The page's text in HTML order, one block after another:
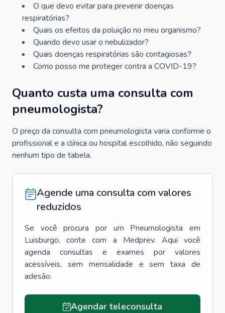
O que devo evitar para prevenir doenças
respiratórias?
Quais os efeitos da poluição no meu organismo?
Quando devo usar o nebulizador?
Quais doenças respiratórias são contagiosas?
Como posso me proteger contra a COVID-19?
Quanto custa uma consulta com
pneumologista?
O preço da consulta com pneumologista varia conforme o
profissional e a clínica ou hospital escolhido, não seguindo
nenhum tipo de tabela.
Agende uma consulta com valores
reduzidos
Se você procura por um Pneumologista
em
Luisburgo, conte com a Medprev. Aqui você
agenda consultas e exames por valores
acessíveis, sem mensalidade e sem taxa de
adesão.
Agendar teleconsulta